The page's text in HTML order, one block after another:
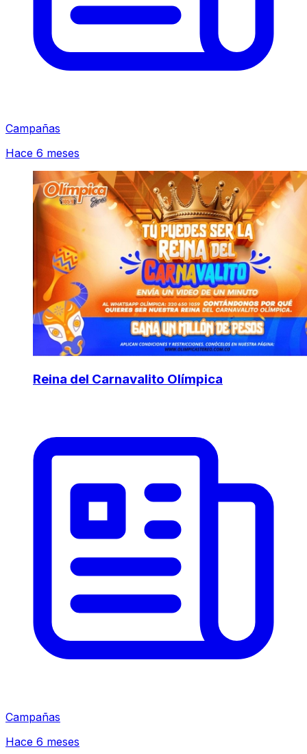
Campañas
Hace 6 meses
Reina del Carnavalito Olímpica
Campañas
Hace 6 meses